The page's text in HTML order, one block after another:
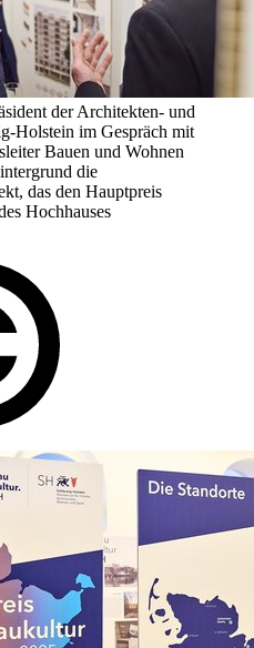
der Architekten- und
Holstein im Gespräch mit
Bauen und Wohnen
die
das den Hauptpreis
Hochhauses